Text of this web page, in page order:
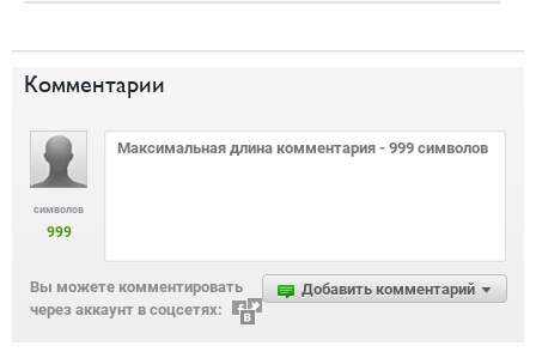
Комментарии
символов
999
Добавить комментарий
Вы можете комментировать
через аккаунт в соцсетях: